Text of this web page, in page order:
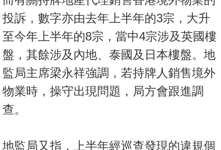
投訴，數字亦由去年上半年的3宗，大升
至今年上半年的8宗，當中4宗涉及英國樓
盤，其餘涉及內地、泰國及日本樓盤。地
監局主席梁永祥強調，若持牌人銷售境外
物業時，操守出現問題，局方會跟進調
查。
地監局又指，上半年經巡查發現的違規個